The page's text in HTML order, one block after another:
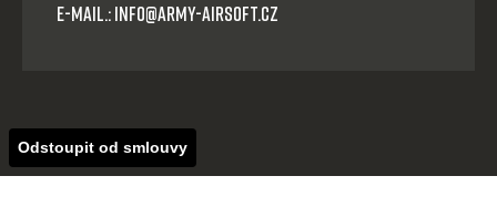
E-mail.: info@army-airsoft.cz
Odstoupit od smlouvy